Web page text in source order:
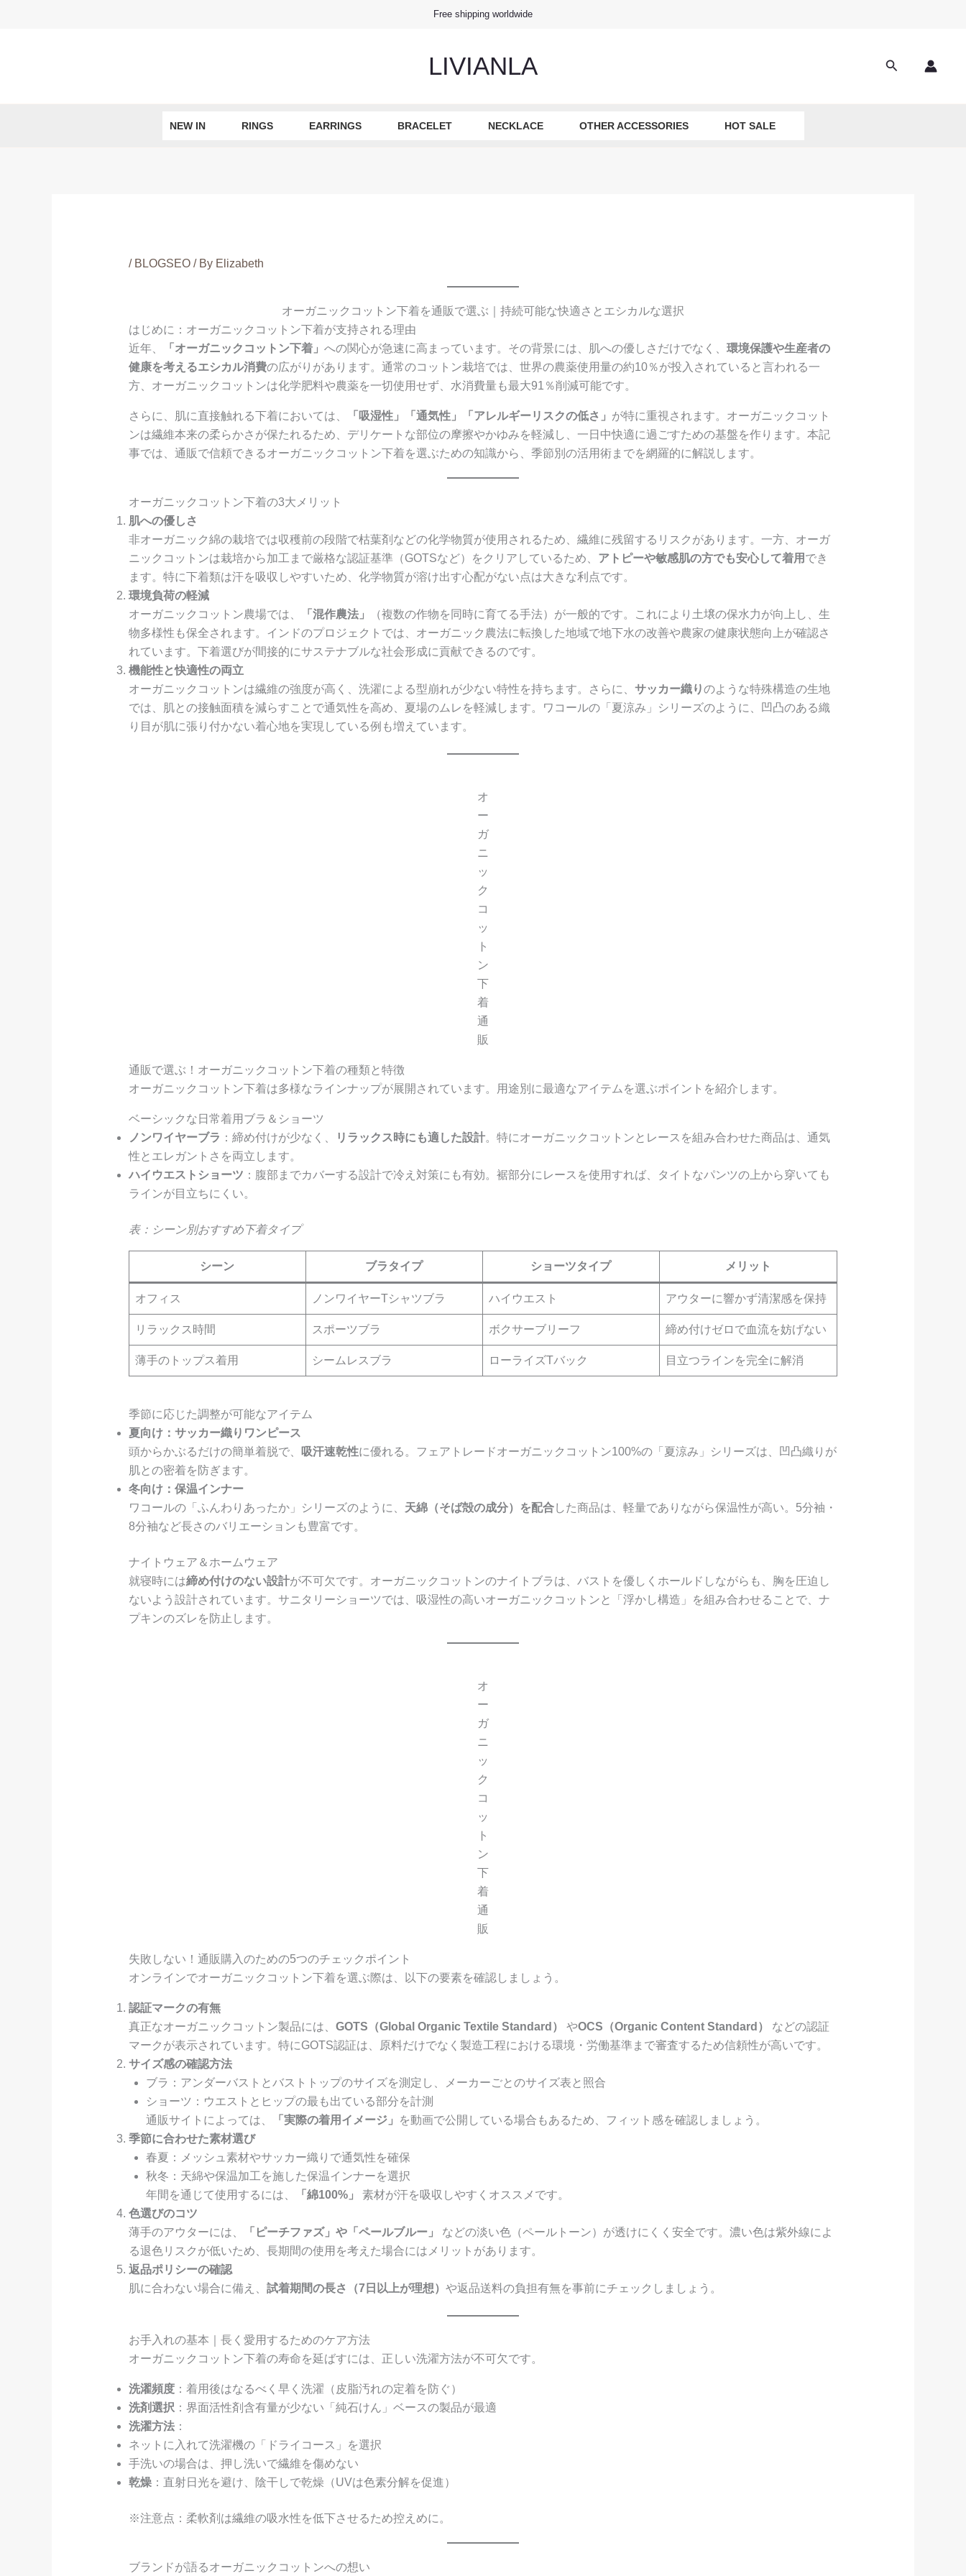
Free shipping worldwide
LIVIANLA Search
NEW IN RINGS EARRINGS BRACELET NECKLACE OTHER ACCESSORIES HOT SALE
/ BLOGSEO/ By Elizabeth
オーガニックコットン下着を通販で選ぶ｜持続可能な快適さとエシカルな選択
はじめに：オーガニックコットン下着が支持される理由
近年、
「オーガニックコットン下着」 への関心が急速に高まっています。その背景には、肌への優しさだけでなく、 環境保護や生産者の
健康を考えるエシカル消費の広がりがあります。通常のコットン栽培では、世界の農薬使用量の約10％が投入されていると言われる一
方、オーガニックコットンは化学肥料や農薬を一切使用せず、水消費量も最大91％削減可能です。
さらに、肌に直接触れる下着においては、 「吸湿性」「通気性」「アレルギーリスクの低さ」 が特に重視されます。オーガニックコット
ンは繊維本来の柔らかさが保たれるため、デリケートな部位の摩擦やかゆみを軽減し、一日中快適に過ごすための基盤を作ります。本記
事では、通販で信頼できるオーガニックコットン下着を選ぶための知識から、季節別の活用術までを網羅的に解説します。
オーガニックコットン下着の3大メリット
肌への優しさ
非オーガニック綿の栽培では収穫前の段階で枯葉剤などの化学物質が使用されるため、繊維に残留するリスクがあります。一方、オーガ
ニックコットンは栽培から加工まで厳格な認証基準（GOTSなど）をクリアしているため、 アトピーや敏感肌の方でも安心して着用 でき
ます。特に下着類は汗を吸収しやすいため、化学物質が溶け出す心配がない点は大きな利点です。
環境負荷の軽減
オーガニックコットン農場では、
「混作農法」
（複数の作物を同時に育てる手法）が一般的です。これにより土壌の保水力が向上し、生
物多様性も保全されます。インドのプロジェクトでは、オーガニック農法に転換した地域で地下水の改善や農家の健康状態向上が確認さ
れています。下着選びが間接的にサステナブルな社会形成に貢献できるのです。
機能性と快適性の両立
オーガニックコットンは繊維の強度が高く、洗濯による型崩れが少ない特性を持ちます。さらに、 サッカー織りのような特殊構造の生地
では、肌との接触面積を減らすことで通気性を高め、夏場のムレを軽減します。ワコールの「夏涼み」シリーズのように、凹凸のある織
り目が肌に張り付かない着心地を実現している例も増えています。
オ
ー
ガ
ニ
ッ
ク
コ
ッ
ト
ン
下
着
通
販
通販で選ぶ！オーガニックコットン下着の種類と特徴
オーガニックコットン下着は多様なラインナップが展開されています。用途別に最適なアイテムを選ぶポイントを紹介します。
ベーシックな日常着用ブラ＆ショーツ
ノンワイヤーブラ ：締め付けが少なく、 リラックス時にも適した設計。特にオーガニックコットンとレースを組み合わせた商品は、通気
性とエレガントさを両立します。
ハイウエストショーツ ：腹部までカバーする設計で冷え対策にも有効。裾部分にレースを使用すれば、タイトなパンツの上から穿いても
ラインが目立ちにくい。
表：シーン別おすすめ下着タイプ
シーン ブラタイプ ショーツタイプ メリット
オフィス ノンワイヤーTシャツブラ ハイウエスト アウターに響かず清潔感を保持
リラックス時間 スポーツブラ ボクサーブリーフ 締め付けゼロで血流を妨げない
薄手のトップス着用 シームレスブラ ローライズTバック 目立つラインを完全に解消
季節に応じた調整が可能なアイテム
夏向け：サッカー織りワンピース
頭からかぶるだけの簡単着脱で、 吸汗速乾性に優れる。フェアトレードオーガニックコットン100%の「夏涼み」シリーズは、凹凸織りが
肌との密着を防ぎます。
冬向け：保温インナー
ワコールの「ふんわりあったか」シリーズのように、 天綿（そば殻の成分）を配合した商品は、軽量でありながら保温性が高い。5分袖・
8分袖など長さのバリエーションも豊富です。
ナイトウェア＆ホームウェア
就寝時には締め付けのない設計が不可欠です。オーガニックコットンのナイトブラは、バストを優しくホールドしながらも、胸を圧迫し
ないよう設計されています。サニタリーショーツでは、吸湿性の高いオーガニックコットンと「浮かし構造」を組み合わせることで、ナ
プキンのズレを防止します。
オ
ー
ガ
ニ
ッ
ク
コ
ッ
ト
ン
下
着
通
販
失敗しない！通販購入のための5つのチェックポイント
オンラインでオーガニックコットン下着を選ぶ際は、以下の要素を確認しましょう。
認証マークの有無
真正なオーガニックコットン製品には、 GOTS（Global Organic Textile Standard） やOCS（Organic Content Standard）
などの認証
マークが表示されています。特にGOTS認証は、原料だけでなく製造工程における環境・労働基準まで審査するため信頼性が高いです。
サイズ感の確認方法
ブラ：アンダーバストとバストトップのサイズを測定し、メーカーごとのサイズ表と照合
ショーツ：ウエストとヒップの最も出ている部分を計測
通販サイトによっては、
「実際の着用イメージ」
を動画で公開している場合もあるため、フィット感を確認しましょう。
季節に合わせた素材選び
春夏：メッシュ素材やサッカー織りで通気性を確保
秋冬：天綿や保温加工を施した保温インナーを選択
年間を通じて使用するには、
「綿100%」
素材が汗を吸収しやすくオススメです。
色選びのコツ
薄手のアウターには、
「ピーチファズ」や「ペールブルー」
などの淡い色（ペールトーン）が透けにくく安全です。濃い色は紫外線によ
る退色リスクが低いため、長期間の使用を考えた場合にはメリットがあります。
返品ポリシーの確認
肌に合わない場合に備え、 試着期間の長さ（7日以上が理想） や返品送料の負担有無を事前にチェックしましょう。
お手入れの基本｜長く愛用するためのケア方法
オーガニックコットン下着の寿命を延ばすには、正しい洗濯方法が不可欠です。
洗濯頻度：着用後はなるべく早く洗濯（皮脂汚れの定着を防ぐ）
洗剤選択：界面活性剤含有量が少ない「純石けん」ベースの製品が最適
洗濯方法：
ネットに入れて洗濯機の「ドライコース」を選択
手洗いの場合は、押し洗いで繊維を傷めない
乾燥：直射日光を避け、陰干しで乾燥（UVは色素分解を促進）
※注意点：柔軟剤は繊維の吸水性を低下させるため控えめに。
ブランドが語るオーガニックコットンへの想い